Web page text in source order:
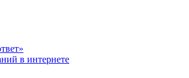
в интернете